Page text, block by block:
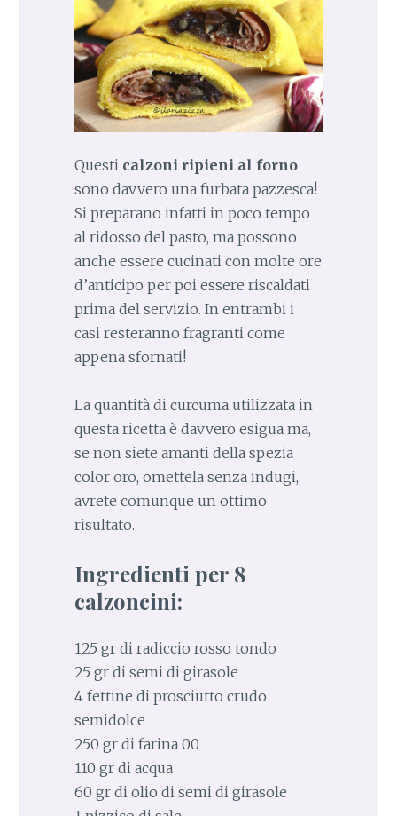
Questi calzoni ripieni al forno
sono davvero una furbata pazzesca!
Si preparano infatti in poco tempo
al ridosso del pasto, ma possono
anche essere cucinati con molte ore
d’anticipo per poi essere riscaldati
prima del servizio. In entrambi i
casi resteranno fragranti come
appena sfornati!
La quantità di curcuma utilizzata in
questa ricetta è davvero esigua ma,
se non siete amanti della spezia
color oro, omettela senza indugi,
avrete comunque un ottimo
risultato.
Ingredienti per 8
calzoncini:
125 gr di radiccio rosso tondo
25 gr di semi di girasole
4 fettine di prosciutto crudo
semidolce
250 gr di farina 00
110 gr di acqua
60 gr di olio di semi di girasole